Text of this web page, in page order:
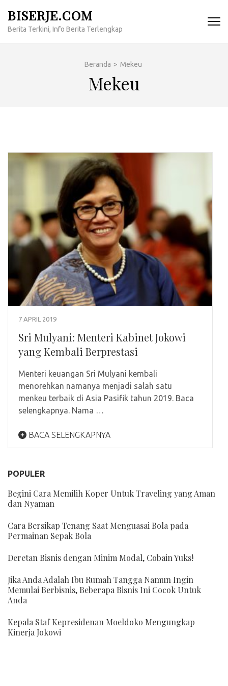
konten
BISERJE.COM
Berita Terkini, Info Berita Terlengkap
Beranda > Mekeu
Mekeu
7 APRIL 2019
Sri Mulyani: Menteri Kabinet Jokowi
yang Kembali Berprestasi
Menteri keuangan Sri Mulyani kembali
menorehkan namanya menjadi salah satu
menkeu terbaik di Asia Pasifik tahun 2019. Baca
selengkapnya. Nama …
BACA SELENGKAPNYA
POPULER
Begini Cara Memilih Koper Untuk Traveling yang Aman
dan Nyaman
Cara Bersikap Tenang Saat Menguasai Bola pada
Permainan Sepak Bola
Deretan Bisnis dengan Minim Modal, Cobain Yuks!
Jika Anda Adalah Ibu Rumah Tangga Namun Ingin
Memulai Berbisnis, Beberapa Bisnis Ini Cocok Untuk
Anda
Kepala Staf Kepresidenan Moeldoko Mengungkap
Kinerja Jokowi